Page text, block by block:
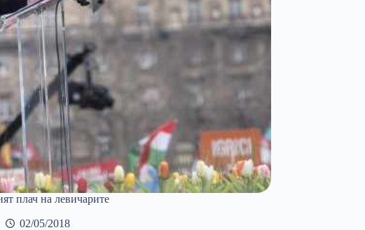
плач на левичарите
02/05/2018